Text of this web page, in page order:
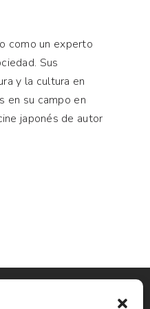
como un experto
Sus
y la cultura en
en su campo en
japonés de autor